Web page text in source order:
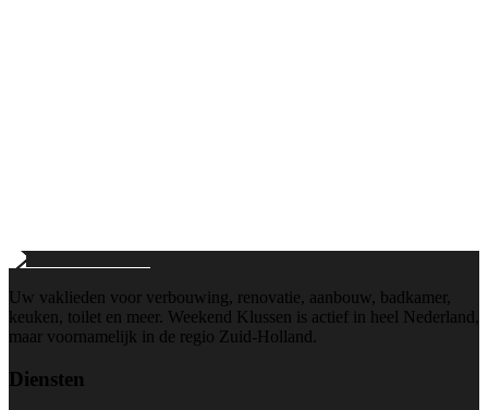
Uw vaklieden voor verbouwing, renovatie, aanbouw, badkamer,
keuken, toilet en meer. Weekend Klussen is actief in heel Nederland,
maar voornamelijk in de regio Zuid-Holland.
Diensten